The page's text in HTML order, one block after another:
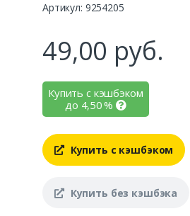
Артикул: 9254205
49,00 руб.
Купить с кэшбэком
до 4,50%
Купить с кэшбэком
Купить без кэшбэка